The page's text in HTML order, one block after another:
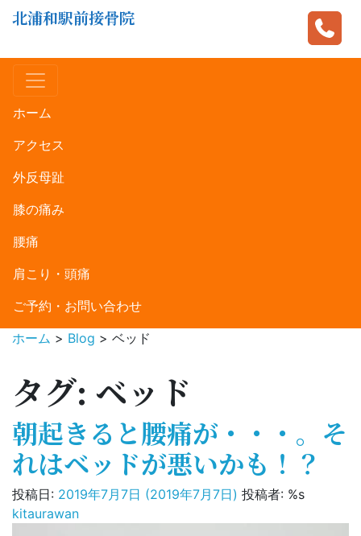
北浦和駅前接骨院
ホーム
アクセス
外反母趾
膝の痛み
腰痛
肩こり・頭痛
ご予約・お問い合わせ
ホーム > Blog > ベッド
タグ: ベッド
朝起きると腰痛が・・・。そ
れはベッドが悪いかも！？
投稿日: 2019年7月7日 (2019年7月7日) 投稿者: %s
kitaurawan